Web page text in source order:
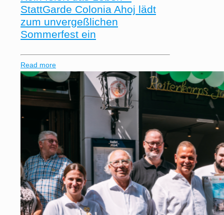
StattGarde Colonia Ahoj lädt
zum unvergeßlichen
Sommerfest ein
Read more